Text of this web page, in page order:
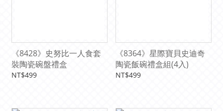
《8428》史努比一人食套
裝陶瓷碗盤禮盒
NT$499
《8364》星際寶貝史迪奇
陶瓷飯碗禮盒組(4入)
NT$499